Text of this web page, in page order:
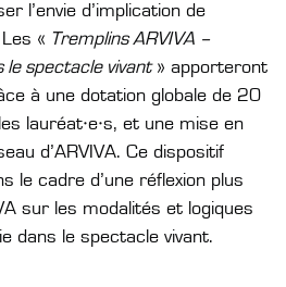
l’envie d’implication de
« Tremplins ARVIVA –
le spectacle vivant» apporteront
à une dotation globale de 20
lauréat·e·s, et une mise en
d’ARVIVA. Ce dispositif
le cadre d’une réflexion plus
sur les modalités et logiques
dans le spectacle vivant.